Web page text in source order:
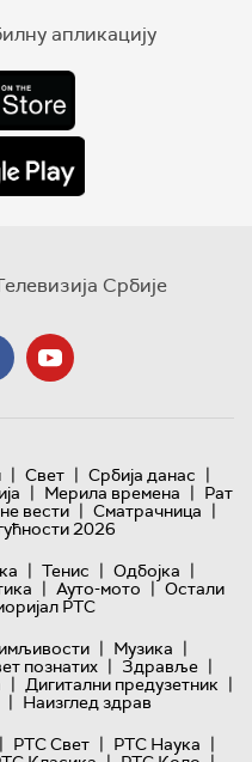
апликацију
Србије
| Свет | Србија данас |
| Мерила времена | Рат
вести | Сматрачница |
2026
| Тенис | Одбојка |
| Ауто-мото | Остали
РТС
| Музика |
познатих | Здравље |
| Дигитални предузетник |
| Наизглед здрав
| РТС Свет | РТС Наука |